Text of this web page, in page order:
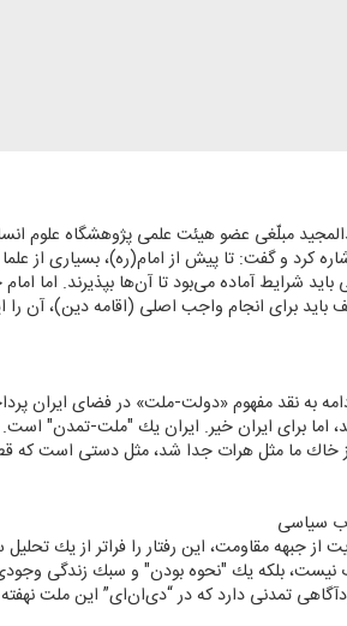
مبلّغی عضو هیئت علمی پژوهشگاه علوم
كرد و گفت: تا پیش از امام(ره)، بسیاری
شرایط آماده می‌بود تا آن‌ها بپذیرند. اما
برای انجام واجب اصلی (اقامه دین)، آن را
به نقد مفهوم «دولت-ملت» در فضای ایران
ما مثل هرات جدا شد، مثل دستی است كه
سیاسی
جبهه مقاومت، این رفتار را فراتر از یك
نیست، بلكه یك "نحوه بودن" و سبك زندگی
تمدنی دارد كه در “دی‌ان‌ای” این ملت